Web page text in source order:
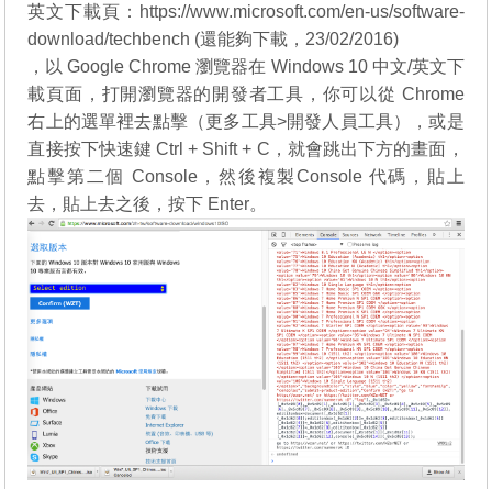
英文下載頁： https://www.microsoft.com/en-us/software-
download/techbench (還能夠下載，23/02/2016)
，以 Google Chrome 瀏覽器在 Windows 10 中文/英文下
載頁面，打開瀏覽器的開發者工具，你可以從 Chrome
右上的選單裡去點擊（更多工具>開發人員工具），或是
直接按下快速鍵 Ctrl + Shift + C，就會跳出下方的畫面，
點擊第二個 Console，然後複製Console 代碼，貼上
去，貼上去之後，按下 Enter。